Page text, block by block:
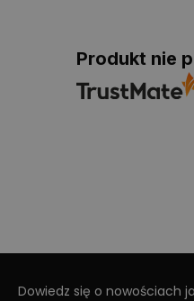
Produkt nie
Dowiedz się o nowościach